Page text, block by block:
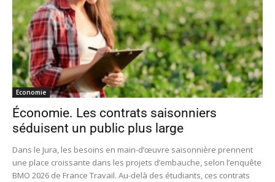
Economie
Économie. Les contrats saisonniers
séduisent un public plus large
Dans le Jura, les besoins en main-d’œuvre saisonnière prennent
une place croissante dans les projets d’embauche, selon l’enquête
BMO 2026 de France Travail. Au-delà des étudiants, ces contrats